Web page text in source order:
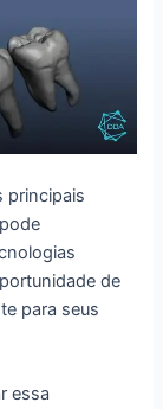
principais
de
para seus
essa